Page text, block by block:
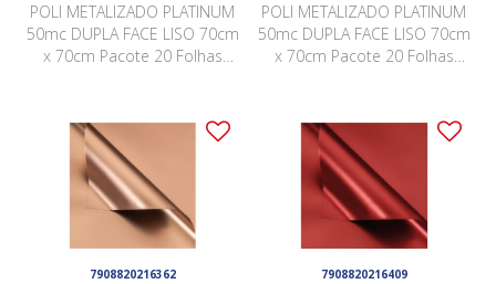
POLI METALIZADO PLATINUM
50mc DUPLA FACE LISO 70cm
x 70cm Pacote 20 Folhas
POLI METALIZADO PLATINUM
50mc DUPLA FACE LISO 70cm
x 70cm Pacote 20 Folhas
7908820216362 7908820216409